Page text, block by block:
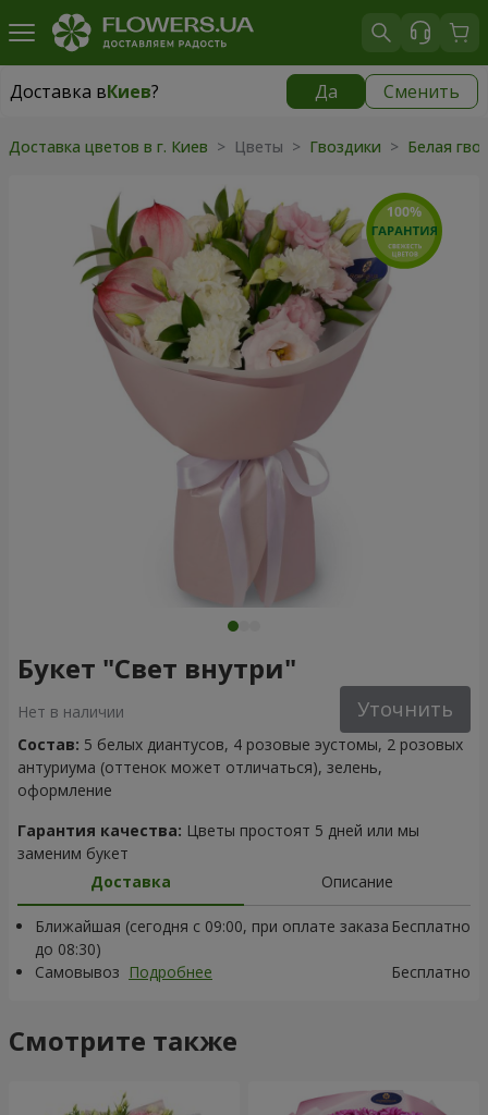
Доставка вКиев? Да Сменить
Доставка вКиев
Доставка цветов в г. Киев > Цветы > Гвоздики > Белая
Букет "Свет внутри"
Нет в наличии Уточнить
Состав: 5 белых диантусов, 4 розовые эустомы, 2 розовых
антуриума (оттенок может отличаться), зелень,
оформление
Гарантия качества: Цветы простоят 5 дней или мы
заменим букет
Доставка
Описание
Ближайшая (сегодня с 09:00, при оплате заказа
до 08:30)
Бесплатно
Самовывоз Подробнее Бесплатно
Смотрите также